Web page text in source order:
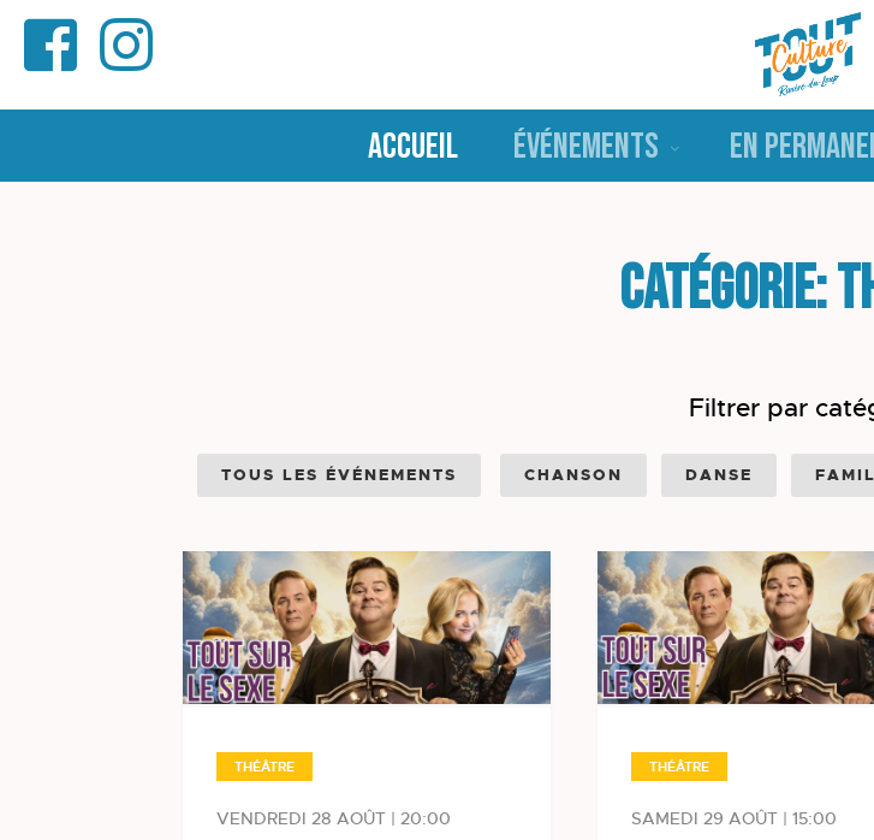
ACCUEIL ÉVÉNEMENTS EN
Catégorie:
Filtrer par
TOUS LES ÉVÉNEMENTS CHANSON DANSE
THÉÂTRE
VENDREDI 28 AOÛT | 20:00
THÉÂTRE
SAMEDI 29 AOÛT | 15:00